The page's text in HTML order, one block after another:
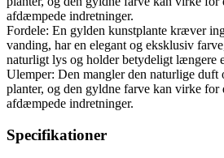
afdæmpede indretninger.
Fordele: En gylden kunstplante kræver
vanding, har en elegant og eksklusiv
naturligt lys og holder betydeligt længere
Ulemper: Den mangler den naturlige
planter, og den gyldne farve kan virke for
afdæmpede indretninger.
Specifikationer